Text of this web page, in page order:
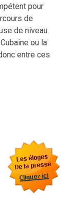
pour
de
de niveau
ou la
entre ces